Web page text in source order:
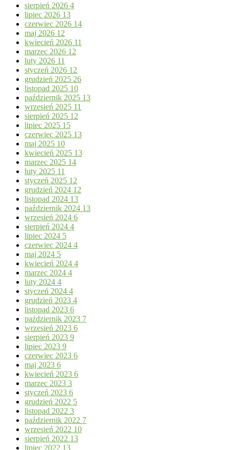
sierpień 2026 4
lipiec 2026 13
czerwiec 2026 14
maj 2026 12
kwiecień 2026 11
marzec 2026 12
luty 2026 11
styczeń 2026 12
grudzień 2025 26
listopad 2025 10
październik 2025 13
wrzesień 2025 11
sierpień 2025 12
lipiec 2025 15
czerwiec 2025 13
maj 2025 10
kwiecień 2025 13
marzec 2025 14
luty 2025 11
styczeń 2025 12
grudzień 2024 12
listopad 2024 13
październik 2024 13
wrzesień 2024 6
sierpień 2024 4
lipiec 2024 5
czerwiec 2024 4
maj 2024 5
kwiecień 2024 4
marzec 2024 4
luty 2024 4
styczeń 2024 4
grudzień 2023 4
listopad 2023 6
październik 2023 7
wrzesień 2023 6
sierpień 2023 9
lipiec 2023 9
czerwiec 2023 6
maj 2023 6
kwiecień 2023 6
marzec 2023 3
styczeń 2023 6
grudzień 2022 5
listopad 2022 3
październik 2022 7
wrzesień 2022 10
sierpień 2022 13
lipiec 2022 13